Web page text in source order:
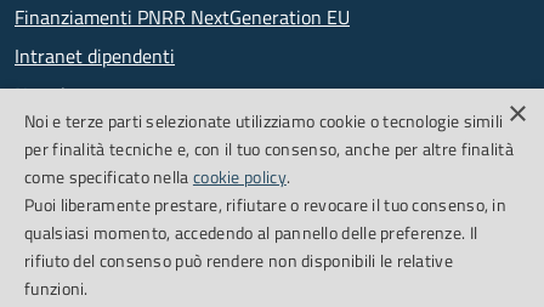
Finanziamenti PNRR NextGeneration EU
Intranet dipendenti
Newsletter
PagoPA
SEGUICI SU
FacebookFeed RSS
×
Noi e terze parti selezionate utilizziamo cookie o tecnologie simili
per finalità tecniche e, con il tuo consenso, anche per altre finalità
come specificato nellacookie policy.
Puoi liberamente prestare, rifiutare o revocare il tuo consenso, in
qualsiasi momento, accedendo al pannello delle preferenze. Il
rifiuto del consenso può rendere non disponibili le relative
funzioni.